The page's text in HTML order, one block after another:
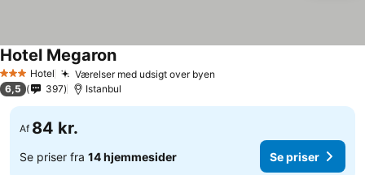
3 StjernerHotel Værelser med udsigt over byen
Hotel MegaronSe priser
6,5 397 Istanbul
Af 84 kr.
Se priser fra 14 hjemmesider Se priser